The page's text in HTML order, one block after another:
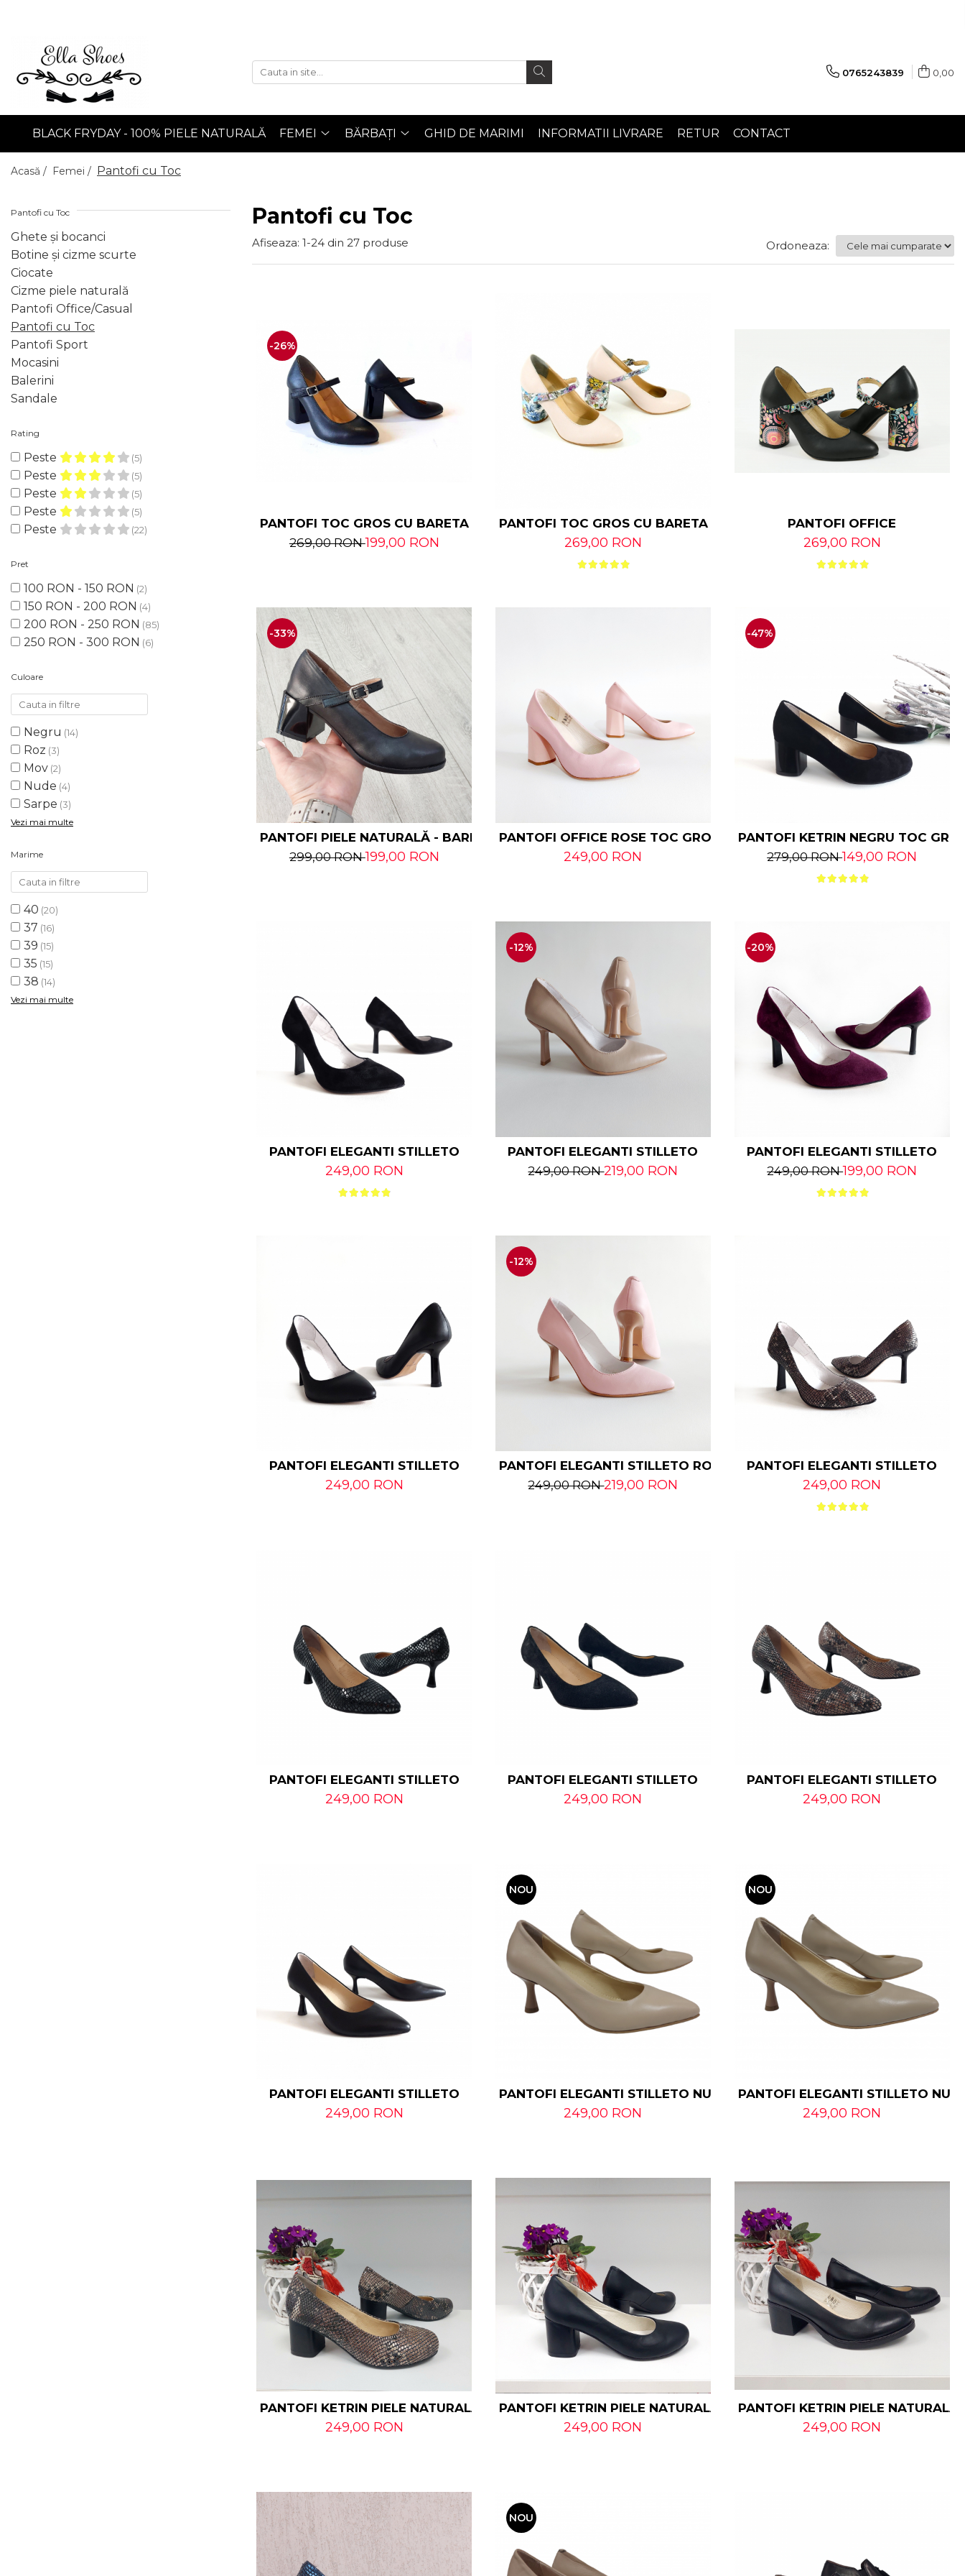
Femei
Ghete și bocanci
Botine și cizme scurte
Pantofi Office/Casual
Pantofi Sport
Mocasini
Balerini
Sandale
Bărbați
Ghete
Pantofi Sport
0765243839 0,00
BLACK FRYDAY - 100% PIELE NATURALĂ FEMEI BĂRBAȚI GHID DE MARIMI INFORMATII LIVRARE RETUR CONTACT
Acasă / Femei / Pantofi cu Toc
Pantofi cu Toc
Pantofi cu Toc
Ghete și bocanci
Botine și cizme scurte
Ciocate
Cizme piele naturală
Pantofi Office/Casual
Pantofi cu Toc
Pantofi Sport
Mocasini
Balerini
Sandale
Rating
Peste (5)
Peste (5)
Peste (5)
Peste (5)
Peste (22)
Pret
100 RON - 150 RON (2)
150 RON - 200 RON (4)
200 RON - 250 RON (85)
250 RON - 300 RON (6)
Culoare
Negru (14)
Roz (3)
Mov (2)
Nude (4)
Sarpe (3)
Vezi mai multe
Marime
40 (20)
37 (16)
39 (15)
35 (15)
38 (14)
Vezi mai multe
Afiseaza: 1-24 din 27 produse Ordoneaza:
-26%
PANTOFI TOC GROS CU BARETA DIN PIELE NATURALA
269,00 RON199,00 RON
PANTOFI TOC GROS CU BARETA DIN PIELE NATURALA
269,00 RON
PANTOFI OFFICE
269,00 RON
-33%
PANTOFI PIELE NATURALĂ - BARETĂ
299,00 RON199,00 RON
PANTOFI OFFICE ROSE TOC GROS
249,00 RON
-47%
PANTOFI KETRIN NEGRU TOC
279,00 RON149,00 RON
PANTOFI ELEGANTI STILLETO
249,00 RON
-12%
PANTOFI ELEGANTI STILLETO
249,00 RON219,00 RON
-20%
PANTOFI ELEGANTI STILLETO
249,00 RON199,00 RON
PANTOFI ELEGANTI STILLETO
249,00 RON
-12%
PANTOFI ELEGANTI STILLETO ROZ
249,00 RON219,00 RON
PANTOFI ELEGANTI STILLETO
249,00 RON
PANTOFI ELEGANTI STILLETO
249,00 RON
PANTOFI ELEGANTI STILLETO
249,00 RON
PANTOFI ELEGANTI STILLETO
249,00 RON
PANTOFI ELEGANTI STILLETO
249,00 RON
NOU
PANTOFI ELEGANTI STILLETO NUDE
249,00 RON
NOU
PANTOFI ELEGANTI STILLETO
249,00 RON
PANTOFI KETRIN PIELE NATURALĂ- 36
249,00 RON
PANTOFI KETRIN PIELE NATURALĂ
249,00 RON
PANTOFI KETRIN PIELE
249,00 RON
NOU